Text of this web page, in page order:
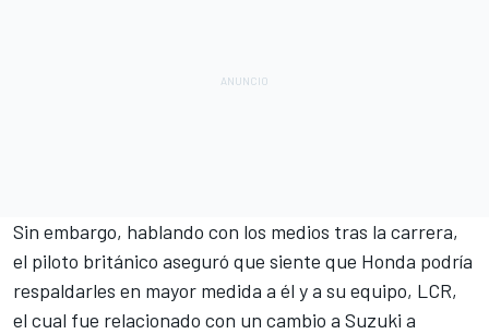
Sin embargo, hablando con los medios tras la carrera,
el piloto británico aseguró que siente que Honda podría
respaldarles en mayor medida a él y a su equipo, LCR,
el cual fue relacionado con un cambio a Suzuki a